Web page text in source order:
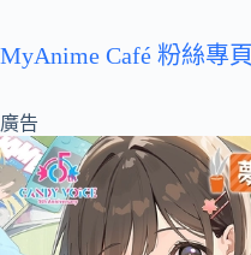
MyAnime Café 粉絲專頁
廣告